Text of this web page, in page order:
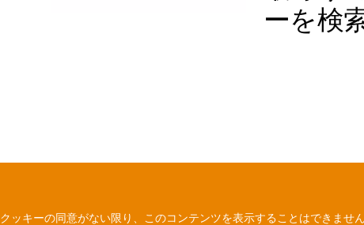
ーを検
クッキーの同意がない限り、このコンテンツを表示することはできませ